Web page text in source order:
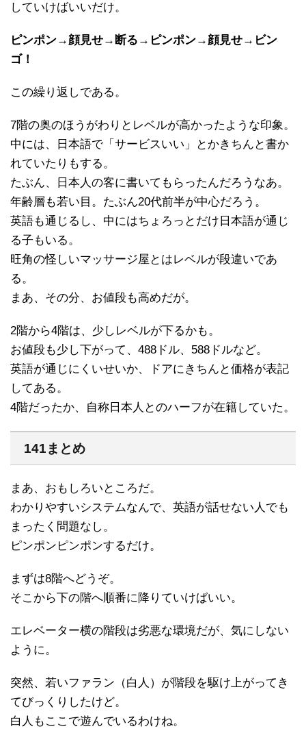
していけばいいだけ。
ピンポン→顔見せ→断る→ピンポン→顔見せ→ビン
ゴ！
この繰り返しである。
7階の奥のほうがわりとレベルが高かったような印象。
中には、日本語で「サービスいい」とかきちんと書か
れていたりもする。
たぶん、日本人の客に書いてもらったんだろうなあ。
年齢層も若い目。たぶん20代前半が中心だろう。
英語も通じるし、中にはちょろっとだけ日本語が通じ
る子もいる。
旺角の怪しいマッサージ屋とはレベルが段違いであ
る。
まあ、その分、お値段も高めだが。
2階から4階は、少しレベルが下るかも。
お値段も少し下がって、488ドル、588ドルなど。
英語が通じにくいせいか、ドアにきちんと価格が表記
してある。
4階だったか、自称日本人とのハーフが在籍していた。
141まとめ
まあ、おもしろいところだ。
わかりやすいシステムなんで、英語が話せない人でも
まったく問題なし。
ピンポンピンポンするだけ。
まずは8階へどうぞ。
そこから下の階へ順番に降りていけばいい。
エレベーター横の階段は劣悪な環境だが、気にしない
ように。
突然、若いファラン（白人）が階段を駆け上がってき
てびっくりしたけど。
白人もここで遊んでいるわけね。